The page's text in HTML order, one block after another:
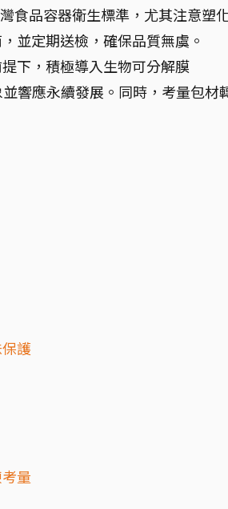
食品容器衛生標準，尤其注意塑
並定期送檢，確保品質無虞。
下，積極導入生物可分解膜
響應永續發展。同時，考量包材
護
量